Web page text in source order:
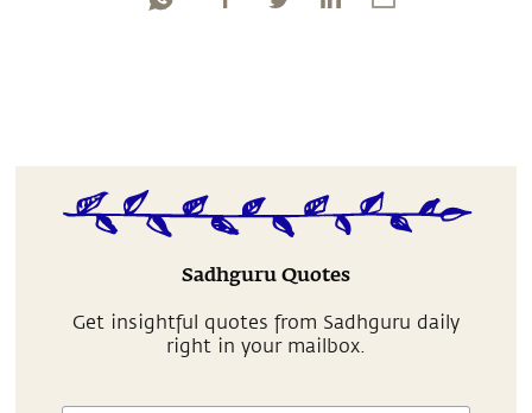
Sadhguru Quotes
Get insightful quotes from Sadhguru daily
right in your mailbox.